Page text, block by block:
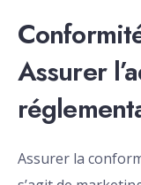
Assurer
Assurer la